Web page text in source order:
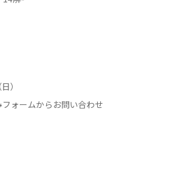
）
ォームからお問い合わせ